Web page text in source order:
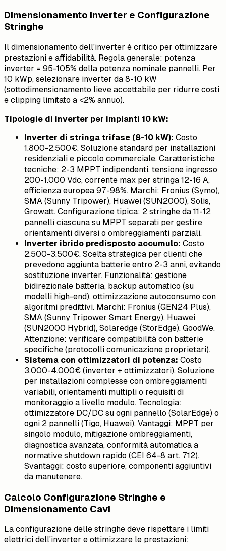
Dimensionamento Inverter e Configurazione
Stringhe
Il dimensionamento dell'inverter è critico per ottimizzare
prestazioni e affidabilità. Regola generale: potenza
inverter = 95-105% della potenza nominale pannelli. Per
10 kWp, selezionare inverter da 8-10 kW
(sottodimensionamento lieve accettabile per ridurre costi
e clipping limitato a <2% annuo).
Tipologie di inverter per impianti 10 kW:
Inverter di stringa trifase (8-10 kW): Costo
1.800-2.500€. Soluzione standard per installazioni
residenziali e piccolo commerciale. Caratteristiche
tecniche: 2-3 MPPT indipendenti, tensione ingresso
200-1.000 Vdc, corrente max per stringa 12-16 A,
efficienza europea 97-98%. Marchi: Fronius (Symo),
SMA (Sunny Tripower), Huawei (SUN2000), Solis,
Growatt. Configurazione tipica: 2 stringhe da 11-12
pannelli ciascuna su MPPT separati per gestire
orientamenti diversi o ombreggiamenti parziali.
Inverter ibrido predisposto accumulo: Costo
2.500-3.500€. Scelta strategica per clienti che
prevedono aggiunta batterie entro 2-3 anni, evitando
sostituzione inverter. Funzionalità: gestione
bidirezionale batteria, backup automatico (su
modelli high-end), ottimizzazione autoconsumo con
algoritmi predittivi. Marchi: Fronius (GEN24 Plus),
SMA (Sunny Tripower Smart Energy), Huawei
(SUN2000 Hybrid), Solaredge (StorEdge), GoodWe.
Attenzione: verificare compatibilità con batterie
specifiche (protocolli comunicazione proprietari).
Sistema con ottimizzatori di potenza: Costo
3.000-4.000€ (inverter + ottimizzatori). Soluzione
per installazioni complesse con ombreggiamenti
variabili, orientamenti multipli o requisiti di
monitoraggio a livello modulo. Tecnologia:
ottimizzatore DC/DC su ogni pannello (SolarEdge) o
ogni 2 pannelli (Tigo, Huawei). Vantaggi: MPPT per
singolo modulo, mitigazione ombreggiamenti,
diagnostica avanzata, conformità automatica a
normative shutdown rapido (CEI 64-8 art. 712).
Svantaggi: costo superiore, componenti aggiuntivi
da manutenere.
Calcolo Configurazione Stringhe e
Dimensionamento Cavi
La configurazione delle stringhe deve rispettare i limiti
elettrici dell'inverter e ottimizzare le prestazioni: